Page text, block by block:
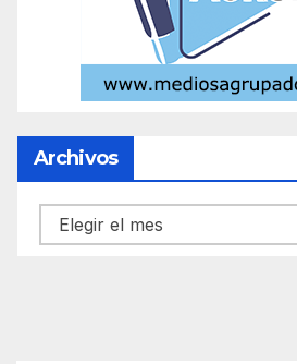
Archivos
Archivos